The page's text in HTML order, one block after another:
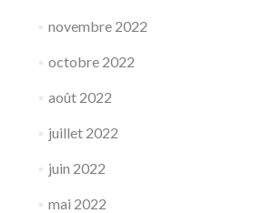
novembre 2022
octobre 2022
août 2022
juillet 2022
juin 2022
mai 2022